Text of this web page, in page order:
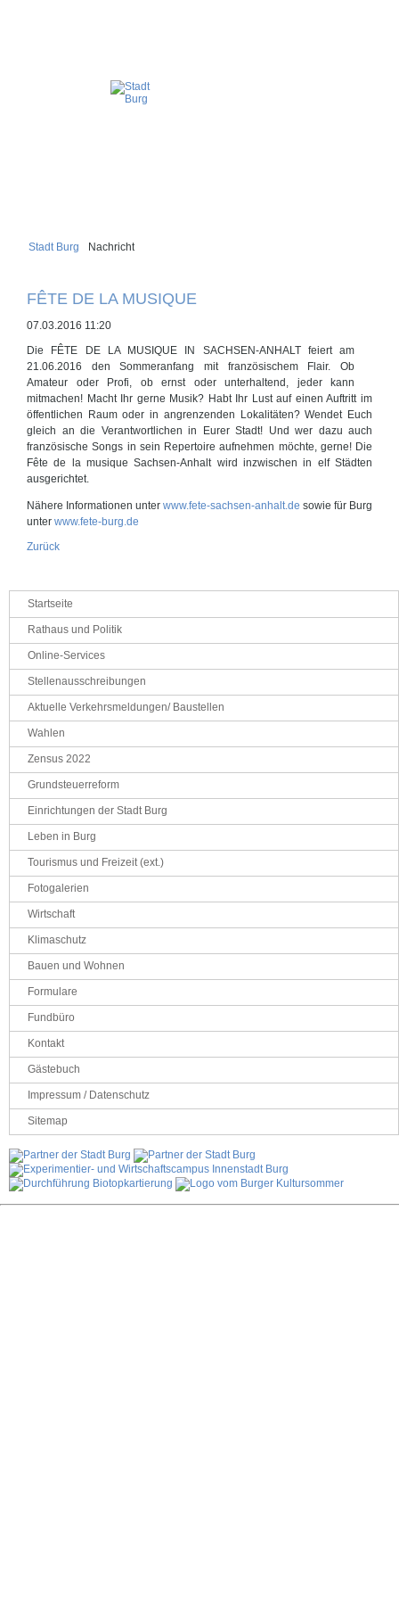
Stadt Burg Nachricht
FÊTE DE LA MUSIQUE
07.03.2016 11:20
Die FÊTE DE LA MUSIQUE IN SACHSEN-ANHALT feiert am
21.06.2016 den Sommeranfang mit französischem Flair. Ob
Amateur oder Profi, ob ernst oder unterhaltend, jeder kann
mitmachen! Macht Ihr gerne Musik? Habt Ihr Lust auf einen Auftritt im
öffentlichen Raum oder in angrenzenden Lokalitäten? Wendet Euch
gleich an die Verantwortlichen in Eurer Stadt! Und wer dazu auch
französische Songs in sein Repertoire aufnehmen möchte, gerne! Die
Fête de la musique Sachsen-Anhalt wird inzwischen in elf Städten
ausgerichtet.
Nähere Informationen unter www.fete-sachsen-anhalt.de sowie für Burg
unter www.fete-burg.de
Zurück
Navigation
überspringen
Startseite
Rathaus und Politik
Online-Services
Stellenausschreibungen
Aktuelle Verkehrsmeldungen/ Baustellen
Wahlen
Zensus 2022
Grundsteuerreform
Einrichtungen der Stadt Burg
Leben in Burg
Tourismus und Freizeit (ext.)
Fotogalerien
Wirtschaft
Klimaschutz
Bauen und Wohnen
Formulare
Fundbüro
Kontakt
Gästebuch
Impressum / Datenschutz
Sitemap